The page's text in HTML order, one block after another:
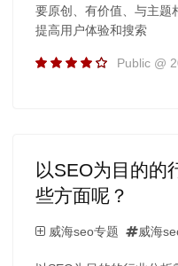
要原创、有价值、与主题
提高用户体验和搜索
Public @
以SEO为目的的
些方面呢？
威海seo专题 威海